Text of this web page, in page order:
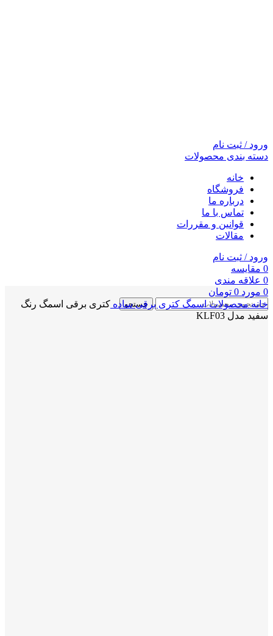
ورود / ثبت نام
دسته بندی محصولات
خانه
فروشگاه
درباره ما
تماس با ما
قوانین و مقررات
مقالات
ورود / ثبت نام
0 مقايسه
0 علاقه مندی
0 مورد 0 تومان
جستجو خانهمحصولات اسمگ کتری برقی ساده کتری برقی اسمگ رنگ
سفید مدل KLF03